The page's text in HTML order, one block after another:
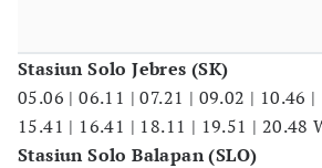
Stasiun Solo Jebres (SK)
05.06 | 06.11 | 07.21 | 09.02 | 10.46
15.41 | 16.41 | 18.11 | 19.51 | 20.48
Stasiun Solo Balapan (SLO)